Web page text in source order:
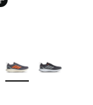
Plus de couleurs